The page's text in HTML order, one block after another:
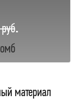
.
материал